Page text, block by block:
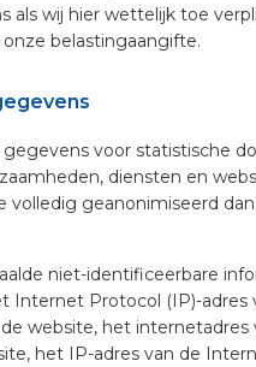
als wij hier wettelijk toe
belastingaangifte.
voor statistische
diensten en
volledig geanonimiseerd
niet-identificeerbare
Internet Protocol (IP)-
website, het internetadres
het IP-adres van de